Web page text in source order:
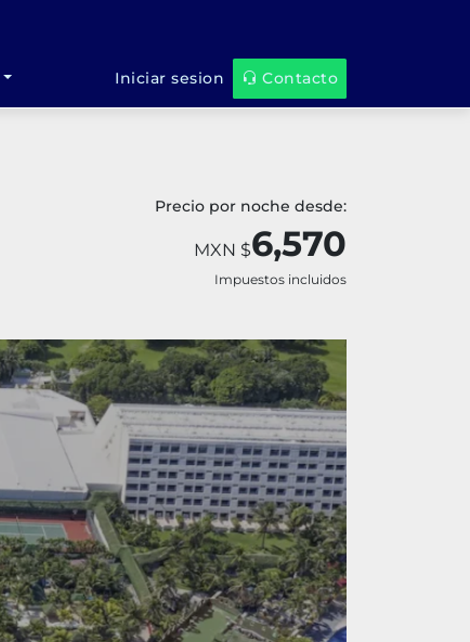
Iniciar sesion Contacto
Precio por noche desde:
MXN $6,570
Impuestos incluidos